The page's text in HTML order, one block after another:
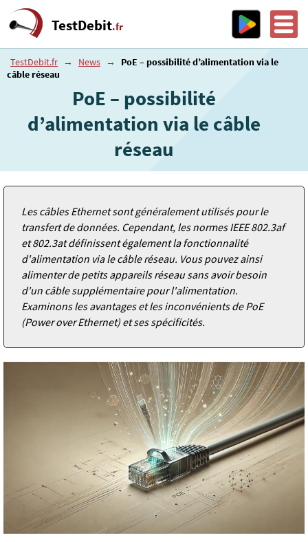
TestDebit.fr
TestDebit.fr → News →
PoE – possibilité d’alimentation via le
câble réseau
PoE – possibilité
d’alimentation via le câble
réseau
Les câbles Ethernet sont généralement utilisés pour le
transfert de données. Cependant, les normes IEEE 802.3af
et 802.3at définissent également la fonctionnalité
d'alimentation via le câble réseau. Vous pouvez ainsi
alimenter de petits appareils réseau sans avoir besoin
d'un câble supplémentaire pour l'alimentation.
Examinons les avantages et les inconvénients de PoE
(Power over Ethernet) et ses spécificités.